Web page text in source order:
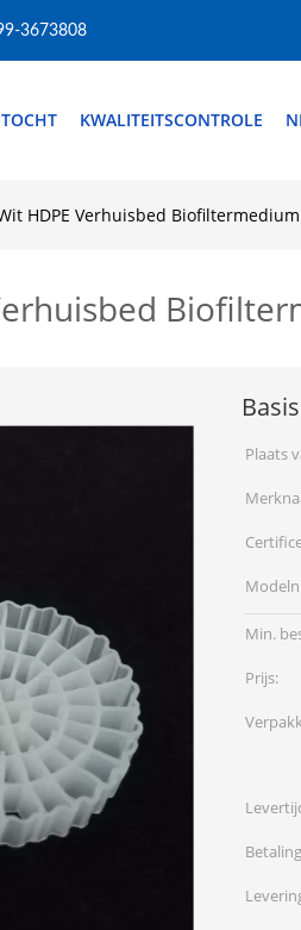
3673808
KWALITEITSCONTROLE
HDPE Verhuisbed
Plaats
Min.
Prijs: